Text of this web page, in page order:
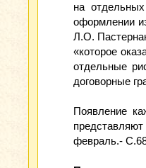
на
оформлении
Л.О.
«которое
отдельные
договорные
Появление
февраль.-